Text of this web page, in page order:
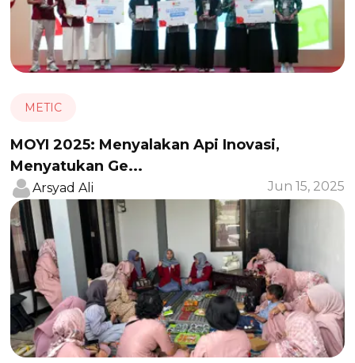
METIC
MOYI 2025: Menyalakan Api Inovasi,
Menyatukan Ge...
Arsyad Ali Jun 15, 2025